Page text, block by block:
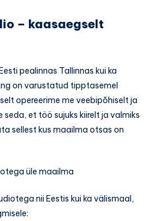
– kaasaegselt
pealinnas Tallinnas kui ka
on varustatud tipptasemel
opereerime me veebipõhiselt ja
et töö sujuks kiirelt ja valmiks
sellest kus maailma otsas on
üle maailma
nii Eestis kui ka välismaal,